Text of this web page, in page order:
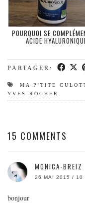
POURQUOI SE
ACIDE
PARTAGER:
MA P'TITE
YVES ROCHER
15 COMMENTS
MONICA-BREIZ
26 MAI 2015 / 10
bonjour